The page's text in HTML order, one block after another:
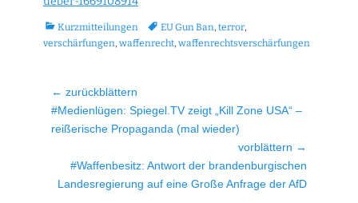
Kategorien
Kurzmitteilungen TagsEU Gun Ban, terror,
verschärfungen, waffenrecht, waffenrechtsverschärfungen
Beitragsnavigation
← zurückblättern
Vorheriger
Beitrag:
#Medienlügen: Spiegel.TV zeigt „Kill Zone USA“ –
reißerische Propaganda (mal wieder)
vorblättern →
Nächster
Beitrag:
#Waffenbesitz: Antwort der brandenburgischen
Landesregierung auf eine Große Anfrage der AfD